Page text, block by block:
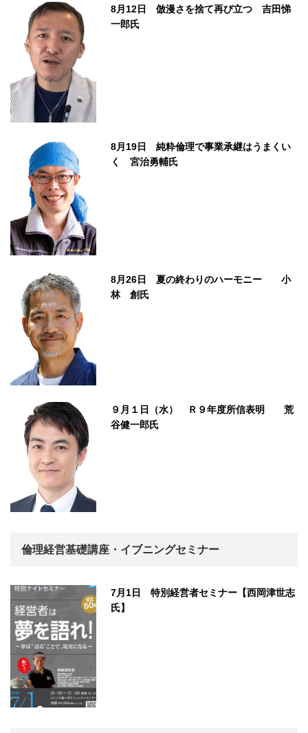
8月12日 倣漫さを捨て再び立つ 吉田悌
一郎氏
8月19日 純粋倫理で事業承継はうまくい
く 宮治勇輔氏
8月26日 夏の終わりのハーモニー 小
林 創氏
９月１日（水） Ｒ９年度所信表明 荒
谷健一郎氏
倫理経営基礎講座・イブニングセミナー
7月1日 特別経営者セミナー【西岡津世志
氏】